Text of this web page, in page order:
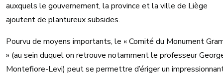
auxquels le gouvernement, la province et la ville de Liège
ajoutent de plantureux subsides.
Pourvu de moyens importants, le « Comité du Monument
» (au sein duquel on retrouve notamment le professeur
Montefiore-Levi) peut se permettre d’ériger un